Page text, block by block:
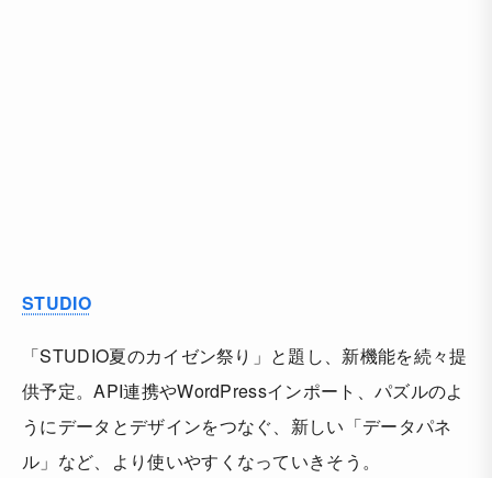
STUDIO
「STUDIO夏のカイゼン祭り」と題し、新機能を続々提
供予定。API連携やWordPressインポート、パズルのよ
うにデータとデザインをつなぐ、新しい「データパネ
ル」など、より使いやすくなっていきそう。